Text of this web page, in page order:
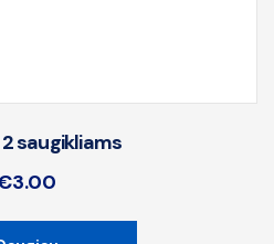
saugikliams
3.00